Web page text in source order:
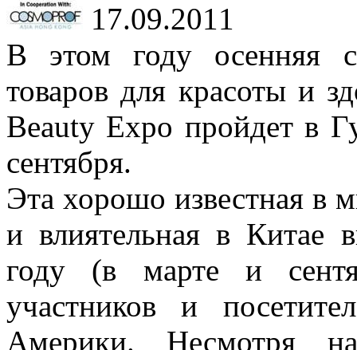
17.09.2011
В этом году осенняя
товаров для красоты и
Beauty Expo пройдет в
сентября.
Эта хорошо известная в
и влиятельная в Китае
году (в марте и
участников и
Америки. Несмотря